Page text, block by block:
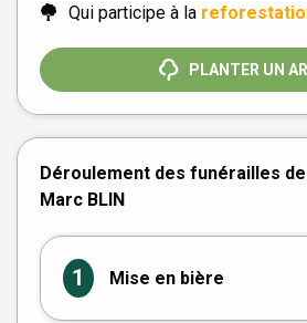
Qui participe à la
PLANTER UN
Déroulement des funérailles
Marc BLIN
1 Mise en bière